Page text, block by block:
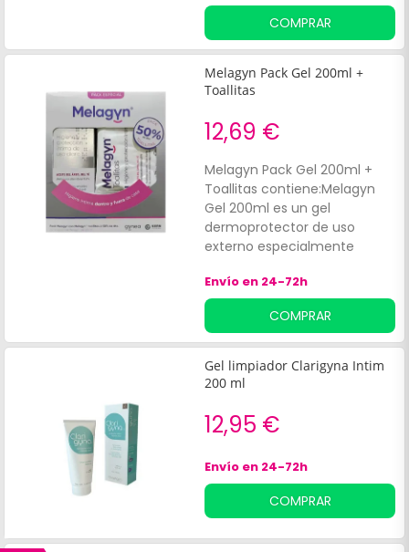
y alargando el tiempo de
placer. Esta nueva fórmula le
proporciona mayor suavidad
y un notable deslizamiento y,
todo ello, mejorando, al
su zona más íntima. Su
efecto frío y cálido después,
se complementa con un
agradable hormigueo de
placer intenso.
COMPRAR
Melagyn Pack Gel 200ml +
Toallitas
12,69 €
Melagyn Pack Gel 200ml +
Toallitas contiene:Melagyn
Gel 200ml es un gel
dermoprotector de uso
externo especialmente
íntima diaria en pieles
sensibles. Este gel repara y
protege la piel de la zona
íntima, aportando una
sensación de frescor y
confort.
Envío en 24-72h
COMPRAR
Gel limpiador Clarigyna Intim
200 ml
12,95 €
Envío en 24-72h
COMPRAR